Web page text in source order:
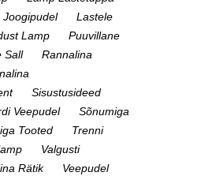
Joogipudel
Lastele
Lamp
Puuvillane
Sall
Rannalina
Sisustusideed
Veepudel
Sõnumiga
Tooted
Trenni
Valgusti
Rätik
Veepudel